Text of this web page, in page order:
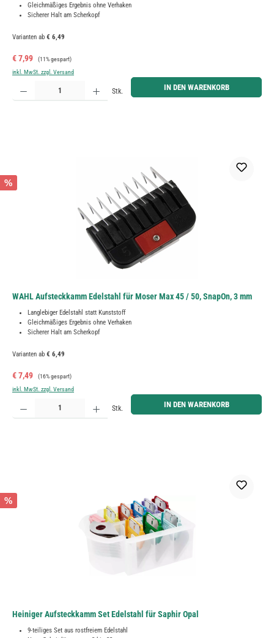
Gleichmäßiges Ergebnis ohne Verhaken
Sicherer Halt am Scherkopf
Varianten ab € 6,49
Verkaufspreis:
€ 7,99 Regulärer Preis:
(11% gespart)
inkl. MwSt. zzgl. Versand
Produkt Anzahl: Gib den gewünschten Wert ein oder benutze die Schaltflächen um die Anzahl zu
Stk. IN DEN WARENKORB
%
WAHL Aufsteckkamm Edelstahl für Moser Max 45 / 50, SnapOn, 3 mm
Langlebiger Edelstahl statt Kunststoff
Gleichmäßiges Ergebnis ohne Verhaken
Sicherer Halt am Scherkopf
Varianten ab € 6,49
Verkaufspreis:
€ 7,49 Regulärer Preis:
(16% gespart)
inkl. MwSt. zzgl. Versand
Produkt Anzahl: Gib den gewünschten Wert ein oder benutze die Schaltflächen um die Anzahl zu
Stk. IN DEN WARENKORB
%
Heiniger Aufsteckkamm Set Edelstahl für Saphir Opal
9-teiliges Set aus rostfreiem Edelstahl